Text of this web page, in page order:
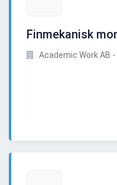
Finmekanisk
Academic Work AB